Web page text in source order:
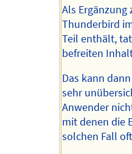
Als
Thunderbird
Teil enthält,
befreiten
Das kann
sehr
Anwender
mit denen die
solchen Fall